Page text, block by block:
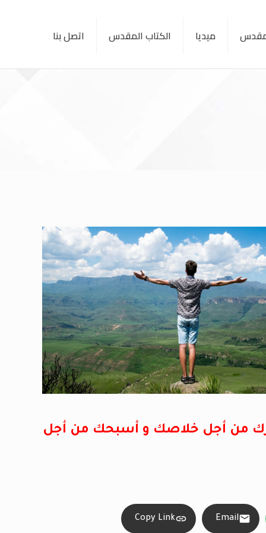
ميديا الكتاب المقدس اتصل بنا
من أجل خلاصك و أسبحك من أجل
Email
Copy Link